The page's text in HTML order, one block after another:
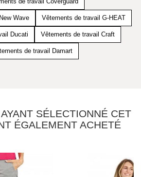
Wave Vêtements de travail G-HEAT
Ducati Vêtements de travail Craft
de travail Damart
SÉLECTIONNÉ CET
ÉGALEMENT ACHETÉ